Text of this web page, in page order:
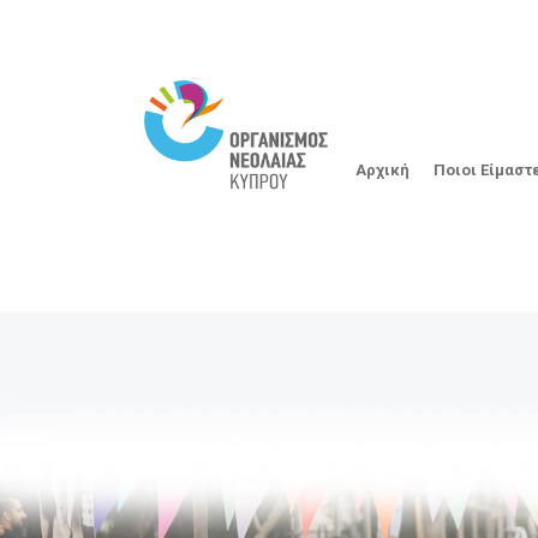
Αρχική Ποιοι